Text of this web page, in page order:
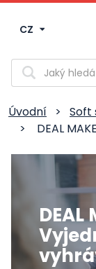
CZ
Vyhledávání
Úvodní >
Soft
>
DEAL
DEAL